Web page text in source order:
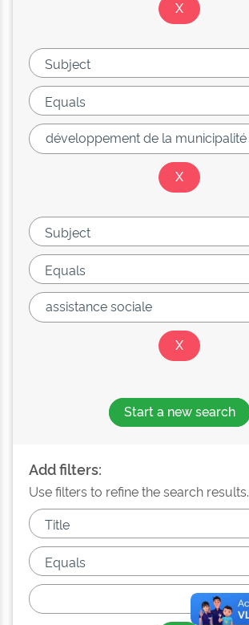
Start a new search
Add filters:
Use filters to refine the search results.